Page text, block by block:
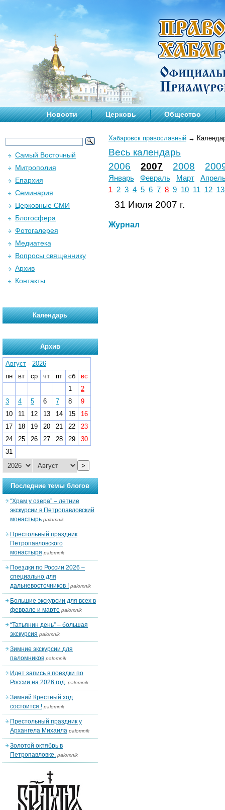
Новости Церковь Общество
Хабаровск православный →
Весь календарь
2006
2007 2008
Январь Февраль Март
1
2 3 4 5 6 7 8 9 10 11 12 13
31 Июля 2007 г.
Журнал
Самый Восточный
Митрополия
Епархия
Семинария
Церковные СМИ
Блогосфера
Фотогалерея
Медиатека
Вопросы священнику
Архив
Контакты
Календарь
Архив
Август - 2026
пн
вт ср чт пт сб
вс
1
2
3
4 5 6 7 8
9
10
11 12 13 14 15
16
17
18 19 20 21 22
23
24
25 26 27 28 29
30
31
>
Последние темы блогов
“Храм у озера” – летние
экскурсии в Петропавловский
монастырь palomnik
Престольный праздник
Петропавловского
монастыря palomnik
Поездки по России 2026 –
специально для
дальневосточников ! palomnik
Большие экскурсии для всех в
феврале и марте palomnik
“Татьянин день” – большая
экскурсия palomnik
Зимние экскурсии для
паломников palomnik
Идет запись в поездки по
России на 2026 год. palomnik
Зимний Крестный ход
состоится ! palomnik
Престольный праздник у
Архангела Михаила palomnik
Золотой октябрь в
Петропавловке. palomnik